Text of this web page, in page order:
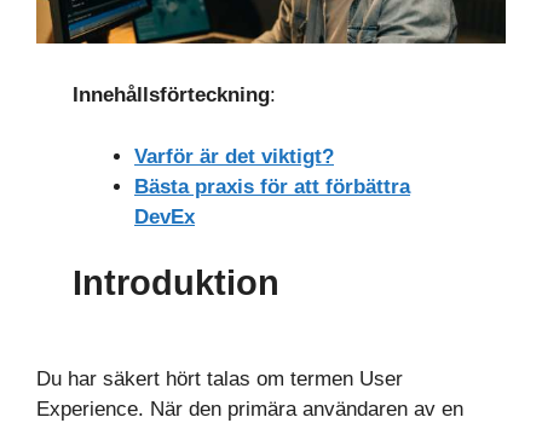
Innehållsförteckning:
Varför är det viktigt?
Bästa praxis för att förbättra
DevEx
Introduktion
Du har säkert hört talas om termen User
Experience. När den primära användaren av en